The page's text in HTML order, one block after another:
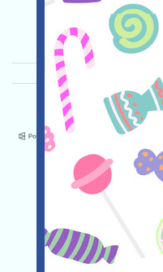
2026/06/04
重要程度:
Polymarket是
空投，所以我
身對預測市場
提下，以捎帶
調，確保並自
关联: